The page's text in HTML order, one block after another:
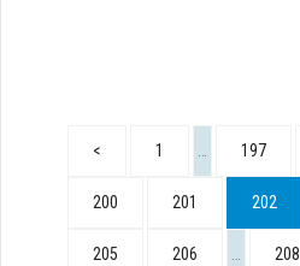
< 1 197
200 201 202
205 206 208